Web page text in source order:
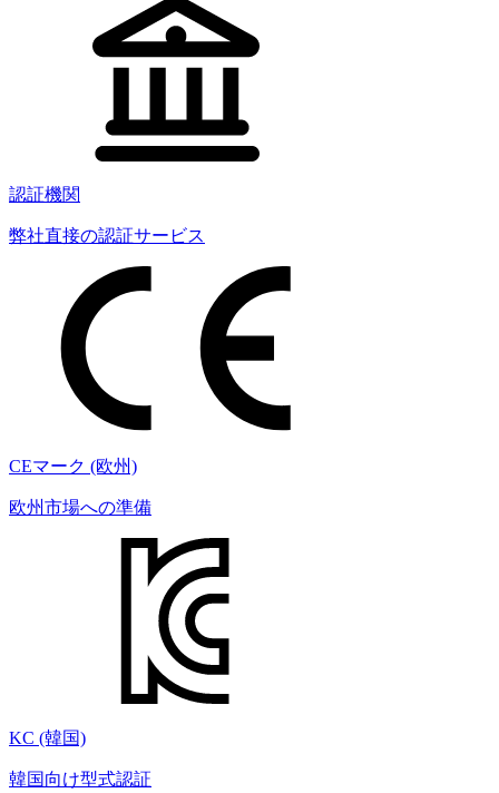
認証機関
弊社直接の認証サービス
CEマーク (欧州)
欧州市場への準備
KC (韓国)
韓国向け型式認証